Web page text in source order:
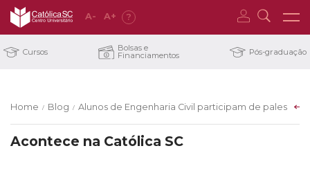
A- A+ ?
Cursos Bolsas e
Financiamentos Pós-graduação
Home / Blog / Alunos de Engenharia Civil participam de palestra
Acontece na Católica SC